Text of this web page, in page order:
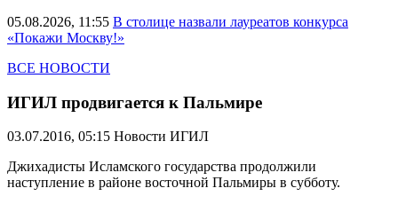
05.08.2026, 11:55 В столице назвали лауреатов конкурса
«Покажи Москву!»
ВСЕ НОВОСТИ
ИГИЛ продвигается к Пальмире
03.07.2016, 05:15 Новости ИГИЛ
Джихадисты Исламского государства продолжили
наступление в районе восточной Пальмиры в субботу.